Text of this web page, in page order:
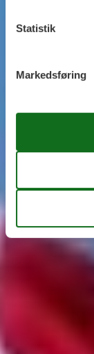
Statistik
Markedsføring